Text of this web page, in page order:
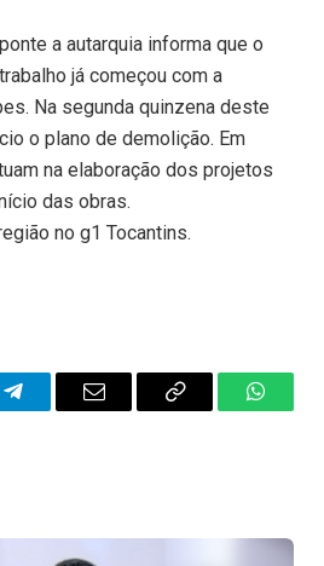
a autarquia informa que o
já começou com a
Na segunda quinzena deste
o plano de demolição. Em
na elaboração dos projetos
das obras.
no g1 Tocantins.
TelegramEmail
Copy